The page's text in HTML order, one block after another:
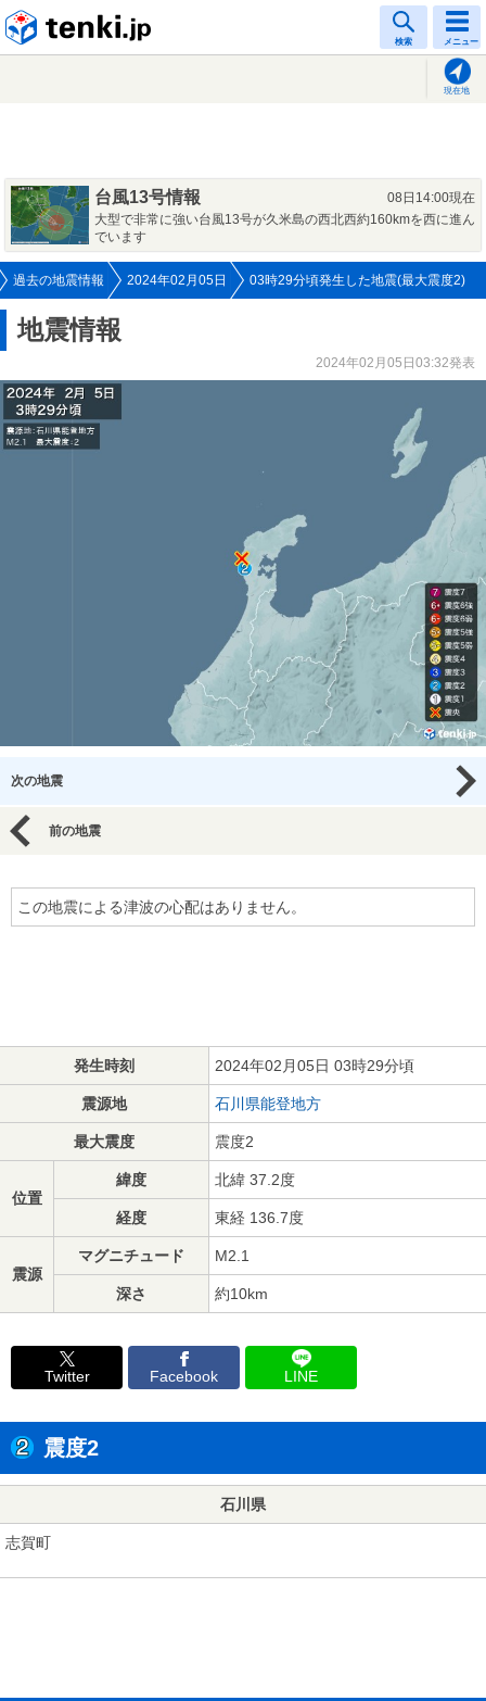
検索 メニュー
現在地
台風13号情報
08日14:00現在
大型で非常に強い台風13号が久米島の西北西約160kmを西に進ん
でいます
過去の地震情報 2024年02月05日 03時29分頃発生した地震(最大震度2)
地震情報
2024年02月05日03:32発表
次の地震
前の地震
この地震による津波の心配はありません。
発生時刻 2024年02月05日 03時29分頃
震源地 石川県能登地方
最大震度 震度2
位置
緯度 北緯 37.2度
経度 東経 136.7度
震源
マグニチュード M2.1
深さ 約10km
Twitter Facebook LINE
震度2
石川県
志賀町